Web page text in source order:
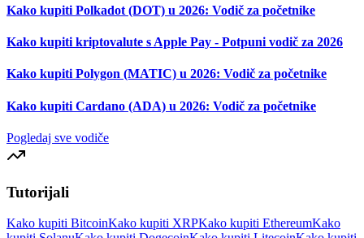
Kako kupiti Polkadot (DOT) u 2026: Vodič za početnike
Kako kupiti kriptovalute s Apple Pay - Potpuni vodič za 2026
Kako kupiti Polygon (MATIC) u 2026: Vodič za početnike
Kako kupiti Cardano (ADA) u 2026: Vodič za početnike
Pogledaj sve vodiče
Tutorijali
Kako kupiti BitcoinKako kupiti XRPKako kupiti EthereumKako